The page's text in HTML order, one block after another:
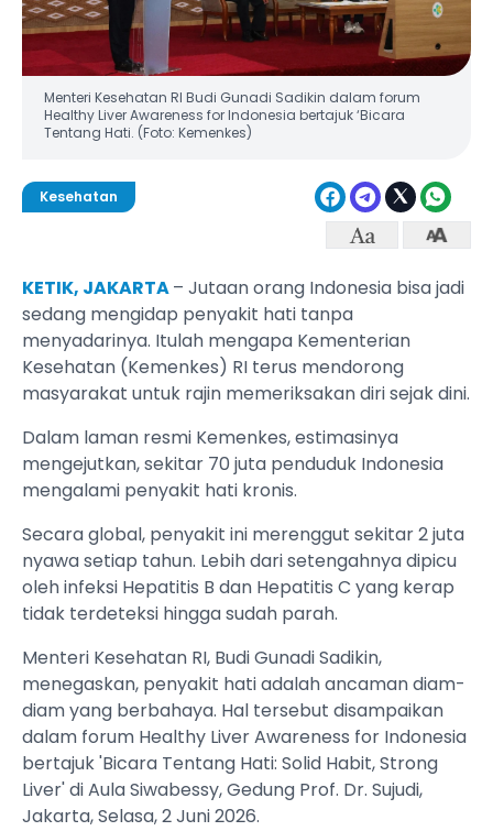
Menteri Kesehatan RI Budi Gunadi Sadikin dalam forum
Healthy Liver Awareness for Indonesia bertajuk ‘Bicara
Tentang Hati. (Foto: Kemenkes)
Kesehatan
KETIK, JAKARTA– Jutaan orang Indonesia bisa jadi
sedang mengidap penyakit hati tanpa
menyadarinya. Itulah mengapa Kementerian
Kesehatan (Kemenkes) RI terus mendorong
masyarakat untuk rajin memeriksakan diri sejak dini.
Dalam laman resmi Kemenkes, estimasinya
mengejutkan, sekitar 70 juta penduduk Indonesia
mengalami penyakit hati kronis.
Secara global, penyakit ini merenggut sekitar 2 juta
nyawa setiap tahun. Lebih dari setengahnya dipicu
oleh infeksi Hepatitis B dan Hepatitis C yang kerap
tidak terdeteksi hingga sudah parah.
Menteri Kesehatan RI, Budi Gunadi Sadikin,
menegaskan, penyakit hati adalah ancaman diam-
diam yang berbahaya. Hal tersebut disampaikan
dalam forum Healthy Liver Awareness for Indonesia
bertajuk 'Bicara Tentang Hati: Solid Habit, Strong
Liver' di Aula Siwabessy, Gedung Prof. Dr. Sujudi,
Jakarta, Selasa, 2 Juni 2026.